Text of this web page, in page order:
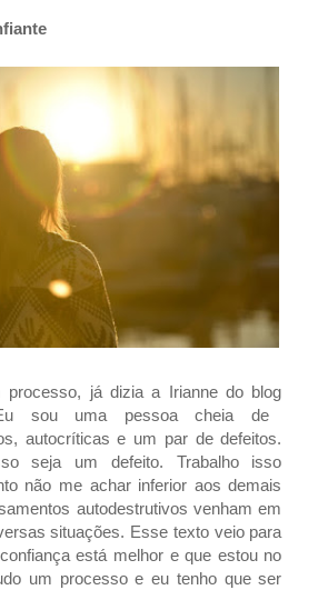
processo, já dizia a Irianne do blog
sou uma pessoa cheia de
autocríticas e um par de defeitos.
seja um defeito. Trabalho isso
não me achar inferior aos demais
autodestrutivos venham em
situações. Esse texto veio para
está melhor e que estou no
um processo e eu tenho que ser